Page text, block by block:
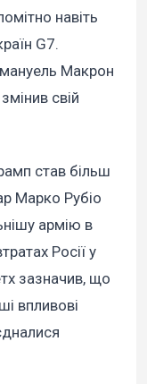
навіть
G7.
Макрон
свій
став більш
Марко Рубіо
армію в
Росії у
зазначив, що
впливові